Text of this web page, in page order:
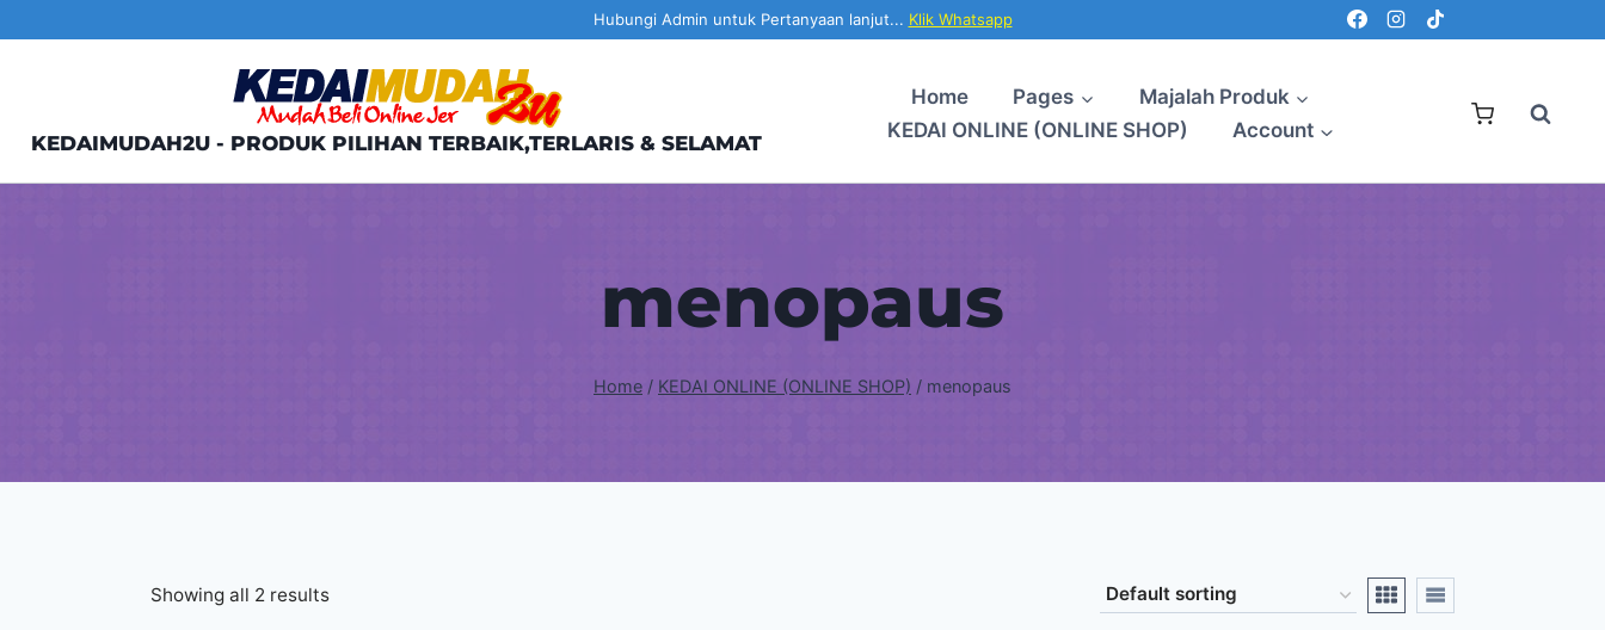
to
Hubungi Admin untuk Pertanyaan lanjut... Klik Whatsapp
KEDAIMUDAH2U - PRODUK PILIHAN TERBAIK,TERLARIS & SELAMAT
Home Pages
Majalah Produk
KEDAI ONLINE (ONLINE SHOP)
Account
menopaus
Home / KEDAI ONLINE (ONLINE SHOP) / menopaus
Showing all 2 results